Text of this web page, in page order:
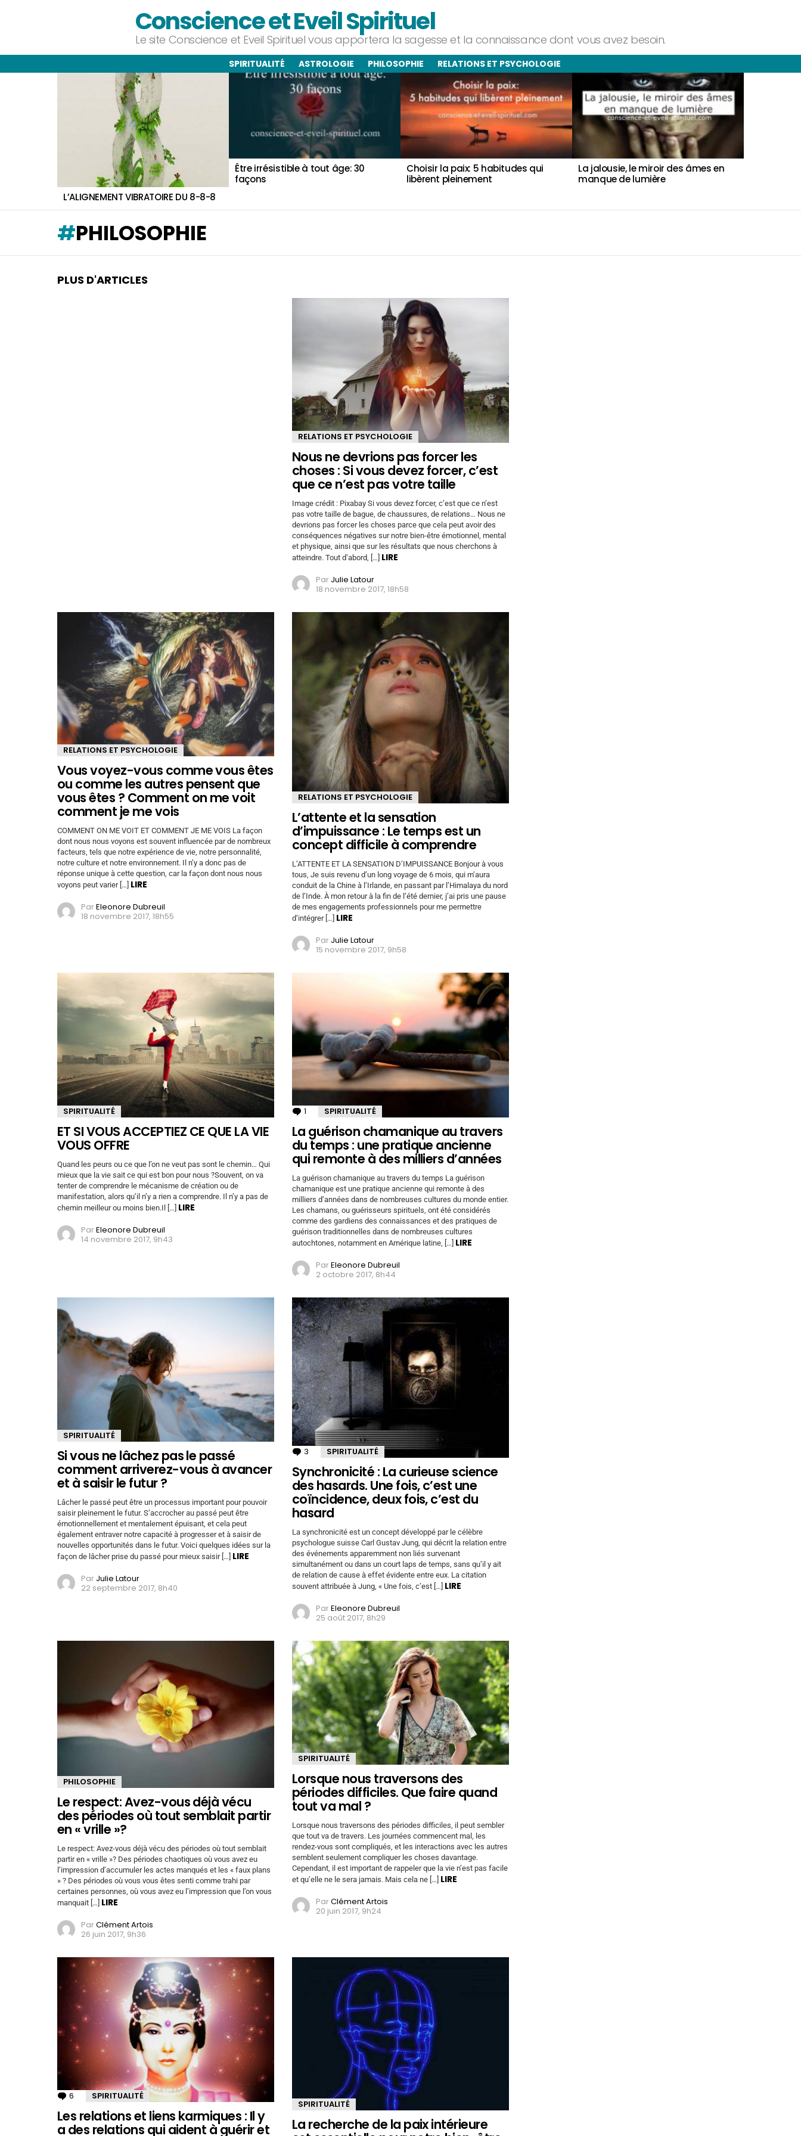
Conscience et Eveil Spirituel
Le site Conscience et Eveil Spirituel vous apportera la sagesse et la connaissance dont vous avez besoin.
SPIRITUALITÉ ASTROLOGIE PHILOSOPHIE RELATIONS ET PSYCHOLOGIE
L’ALIGNEMENT VIBRATOIRE DU 8-8-8
Être irrésistible à tout âge: 30
façons
Choisir la paix: 5 habitudes qui
libèrent pleinement
La jalousie, le miroir des âmes en
manque de lumière
PHILOSOPHIE
PLUS D'ARTICLES
RELATIONS ET PSYCHOLOGIE
Nous ne devrions pas forcer les
choses : Si vous devez forcer, c’est
que ce n’est pas votre taille
Image crédit : Pixabay Si vous devez forcer, c’est que ce n’est
pas votre taille de bague, de chaussures, de relations… Nous ne
devrions pas forcer les choses parce que cela peut avoir des
conséquences négatives sur notre bien-être émotionnel, mental
et physique, ainsi que sur les résultats que nous cherchons à
atteindre. Tout d’abord, […] LIRE
Par Julie Latour
18 novembre 2017, 18h58
RELATIONS ET PSYCHOLOGIE
Vous voyez-vous comme vous êtes
ou comme les autres pensent que
vous êtes ? Comment on me voit
comment je me vois
COMMENT ON ME VOIT ET COMMENT JE ME VOIS La façon
dont nous nous voyons est souvent influencée par de nombreux
facteurs, tels que notre expérience de vie, notre personnalité,
notre culture et notre environnement. Il n’y a donc pas de
réponse unique à cette question, car la façon dont nous nous
voyons peut varier […] LIRE
ParEleonore Dubreuil
18 novembre 2017, 18h55
RELATIONS ET PSYCHOLOGIE
L’attente et la sensation
d’impuissance : Le temps est un
concept difficile à comprendre
L’ATTENTE ET LA SENSATION D’IMPUISSANCE Bonjour à vous
tous, Je suis revenu d’un long voyage de 6 mois, qui m’aura
conduit de la Chine à l’Irlande, en passant par l’Himalaya du nord
de l’Inde. À mon retour à la fin de l’été dernier, j’ai pris une pause
de mes engagements professionnels pour me permettre
d’intégrer […] LIRE
Par Julie Latour
15 novembre 2017, 9h58
SPIRITUALITÉ
ET SI VOUS ACCEPTIEZ CE QUE LA VIE
VOUS OFFRE
Quand les peurs ou ce que l’on ne veut pas sont le chemin… Qui
mieux que la vie sait ce qui est bon pour nous ?Souvent, on va
tenter de comprendre le mécanisme de création ou de
manifestation, alors qu’il n’y a rien a comprendre. Il n’y a pas de
chemin meilleur ou moins bien.Il […] LIRE
ParEleonore Dubreuil
14 novembre 2017, 9h43
1 Commentaire
SPIRITUALITÉ
La guérison chamanique au travers
du temps : une pratique ancienne
qui remonte à des milliers d’années
La guérison chamanique au travers du temps La guérison
chamanique est une pratique ancienne qui remonte à des
milliers d’années dans de nombreuses cultures du monde entier.
Les chamans, ou guérisseurs spirituels, ont été considérés
comme des gardiens des connaissances et des pratiques de
guérison traditionnelles dans de nombreuses cultures
autochtones, notamment en Amérique latine, […] LIRE
ParEleonore Dubreuil
2 octobre 2017, 8h44
SPIRITUALITÉ
Si vous ne lâchez pas le passé
comment arriverez-vous à avancer
et à saisir le futur ?
Lâcher le passé peut être un processus important pour pouvoir
saisir pleinement le futur. S’accrocher au passé peut être
émotionnellement et mentalement épuisant, et cela peut
également entraver notre capacité à progresser et à saisir de
nouvelles opportunités dans le futur. Voici quelques idées sur la
façon de lâcher prise du passé pour mieux saisir […] LIRE
Par Julie Latour
22 septembre 2017, 8h40
3 Commentaires
SPIRITUALITÉ
Synchronicité : La curieuse science
des hasards. Une fois, c’est une
coïncidence, deux fois, c’est du
hasard
La synchronicité est un concept développé par le célèbre
psychologue suisse Carl Gustav Jung, qui décrit la relation entre
des événements apparemment non liés survenant
simultanément ou dans un court laps de temps, sans qu’il y ait
de relation de cause à effet évidente entre eux. La citation
souvent attribuée à Jung, « Une fois, c’est […] LIRE
ParEleonore Dubreuil
25 août 2017, 8h29
PHILOSOPHIE
Le respect: Avez-vous déjà vécu
des périodes où tout semblait partir
en « vrille »?
Le respect: Avez-vous déjà vécu des périodes où tout semblait
partir en « vrille »? Des périodes chaotiques où vous avez eu
l’impression d’accumuler les actes manqués et les « faux plans
» ? Des périodes où vous vous êtes senti comme trahi par
certaines personnes, où vous avez eu l’impression que l’on vous
manquait […] LIRE
ParClément Artois
26 juin 2017, 9h36
SPIRITUALITÉ
Lorsque nous traversons des
périodes difficiles. Que faire quand
tout va mal ?
Lorsque nous traversons des périodes difficiles, il peut sembler
que tout va de travers. Les journées commencent mal, les
rendez-vous sont compliqués, et les interactions avec les autres
semblent seulement compliquer les choses davantage.
Cependant, il est important de rappeler que la vie n’est pas facile
et qu’elle ne le sera jamais. Mais cela ne […] LIRE
ParClément Artois
20 juin 2017, 9h24
6 Commentaires
SPIRITUALITÉ
Les relations et liens karmiques : Il y
a des relations qui aident à guérir et
SPIRITUALITÉ
La recherche de la paix intérieure